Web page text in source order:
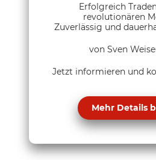
Erfolgreich
revolutionären
Zuverlässig und
von Sven
Jetzt informieren und
Mehr Details